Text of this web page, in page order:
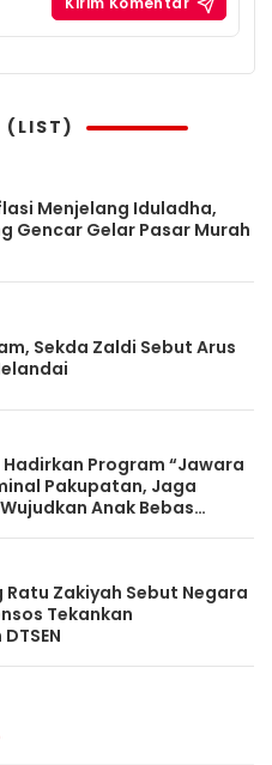
(LIST)
Menjelang Iduladha,
Gencar Gelar Pasar Murah
Sekda Zaldi Sebut Arus
Hadirkan Program “Jawara
Pakupatan, Jaga
Anak Bebas
Ratu Zakiyah Sebut Negara
Tekankan